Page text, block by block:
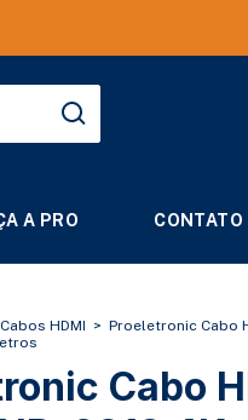
A PRO CONTATO
Cabos HDMI > Proeletronic Cabo
Cabo